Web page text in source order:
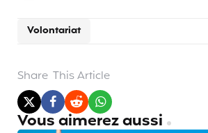
Volontariat
Share This Article
Vous aimerez aussi